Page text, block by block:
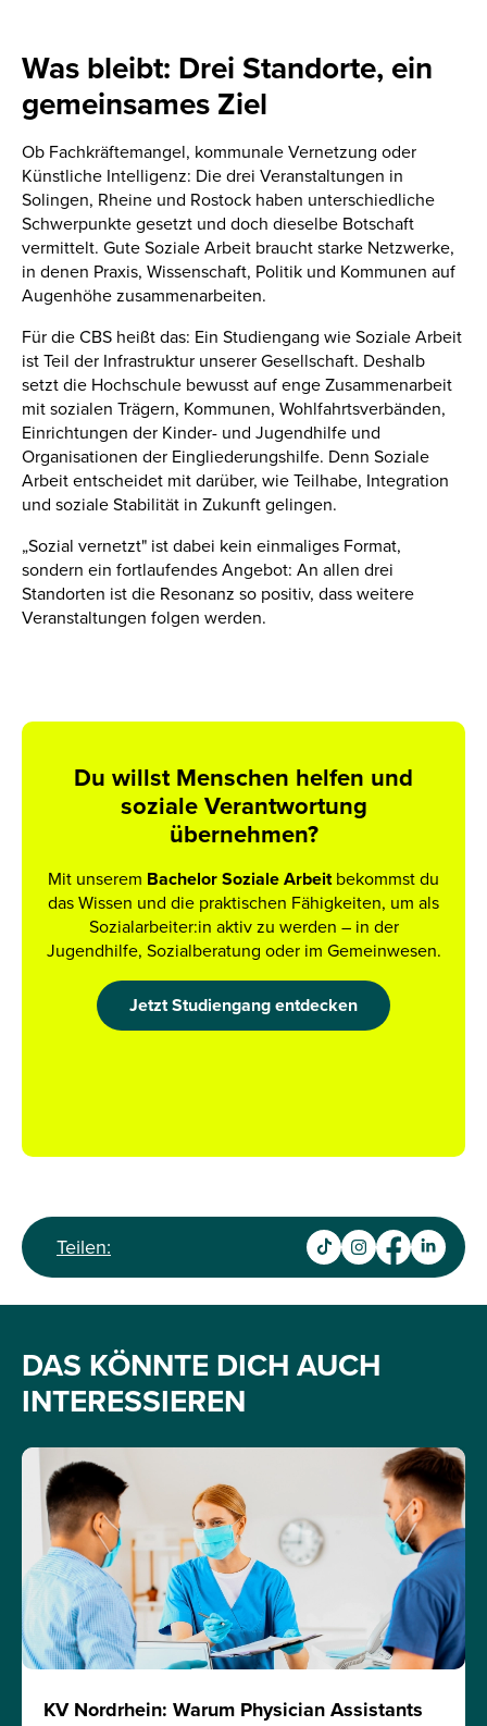
Was bleibt: Drei Standorte, ein
gemeinsames Ziel
Ob Fachkräftemangel, kommunale Vernetzung oder
Künstliche Intelligenz: Die drei Veranstaltungen in
Solingen, Rheine und Rostock haben unterschiedliche
Schwerpunkte gesetzt und doch dieselbe Botschaft
vermittelt. Gute Soziale Arbeit braucht starke Netzwerke,
in denen Praxis, Wissenschaft, Politik und Kommunen auf
Augenhöhe zusammenarbeiten.
Für die CBS heißt das: Ein Studiengang wie Soziale Arbeit
ist Teil der Infrastruktur unserer Gesellschaft. Deshalb
setzt die Hochschule bewusst auf enge Zusammenarbeit
mit sozialen Trägern, Kommunen, Wohlfahrtsverbänden,
Einrichtungen der Kinder- und Jugendhilfe und
Organisationen der Eingliederungshilfe. Denn Soziale
Arbeit entscheidet mit darüber, wie Teilhabe, Integration
und soziale Stabilität in Zukunft gelingen.
„Sozial vernetzt" ist dabei kein einmaliges Format,
sondern ein fortlaufendes Angebot: An allen drei
Standorten ist die Resonanz so positiv, dass weitere
Veranstaltungen folgen werden.
Du willst Menschen helfen und
soziale Verantwortung
übernehmen?
Mit unserem Bachelor Soziale Arbeitbekommst du
das Wissen und die praktischen Fähigkeiten, um als
Sozialarbeiter:in aktiv zu werden – in der
Jugendhilfe, Sozialberatung oder im Gemeinwesen.
Jetzt Studiengang entdecken
Teilen:
DAS KÖNNTE DICH AUCH
INTERESSIEREN
KV Nordrhein: Warum Physician Assistants